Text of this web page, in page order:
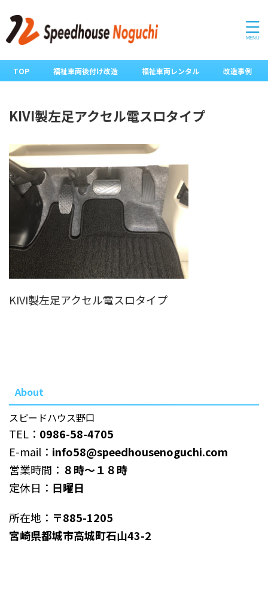
TOP 福祉車両後付け改造 福祉車両レンタル 改造事例
KIVI製左足アクセル電スロタイプ
KIVI製左足アクセル電スロタイプ
About
スピードハウス野口
TEL： 0986-58-4705
E-mail： info58@speedhousenoguchi.com
営業時間： ８時～１８時
定休日： 日曜日
所在地： 〒885-1205
宮崎県都城市高城町石山43-2